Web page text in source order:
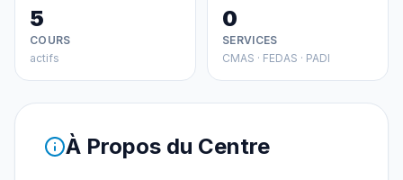
5
COURS
actifs
0
SERVICES
CMAS · FEDAS · PADI
À Propos du Centre